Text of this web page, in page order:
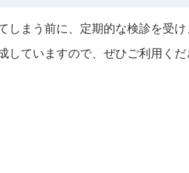
しまう前に、定期的な検診を受
していますので、ぜひご利用く